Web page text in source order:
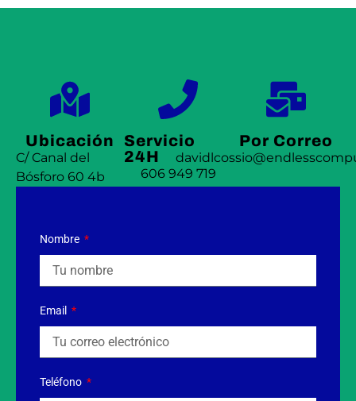
Ubicación
C/ Canal del
Bósforo 60 4b
Servicio
24H
606 949 719
Por Correo
Nombre
Email
Teléfono